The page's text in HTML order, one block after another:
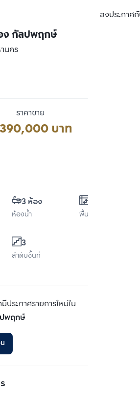
ลงประกาศกั
ง กัลปพฤกษ์
นคร
ราคาขาย
บาท
3 ห้อง
ห้องน้ำ พื้นที่ใช้สอย
3
ลำดับชั้นที่
ระกาศรายการใหม่ใน
พฤกษ์